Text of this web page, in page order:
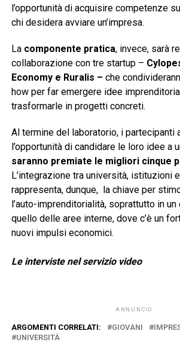
l’opportunità di acquisire competenze
chi desidera avviare un’impresa.
La componente pratica, invece, sarà
collaborazione con tre startup –
Economy e Ruralis – che
how per far emergere idee
trasformarle in progetti concreti.
Al termine del laboratorio, i partecipanti
l’opportunità di candidare le loro idee a
saranno premiate le migliori cinque
L’integrazione tra università, istituzioni
rappresenta, dunque, la chiave per
l’auto-imprenditorialità, soprattutto in
quello delle aree interne, dove c’è un
nuovi impulsi economici.
Le interviste nel servizio video
ANNUNCIO
ARGOMENTI CORRELATI: GIOVANI
UNIVERSITÀ